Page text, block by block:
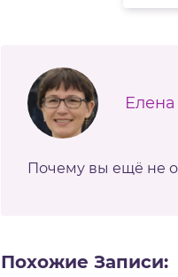
Почему вы ещё не
Похожие Записи: